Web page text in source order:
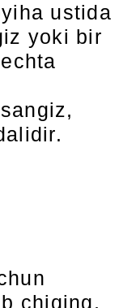
ustida
yoki bir
chiqing,